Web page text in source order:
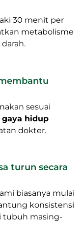
30 menit per
metabolisme
sesuai
hidup
dokter.
turun secara
biasanya mulai
konsistensi
tubuh masing-